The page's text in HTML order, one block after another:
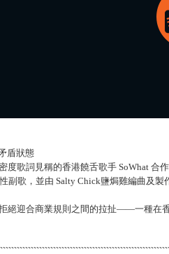
盾狀態
歌詞見稱的香港饒舌歌手 SoWhat 合
副歌，並由 Salty Chick鹽焗雞編曲及製
絕迎合商業規則之間的拉扯——一種在